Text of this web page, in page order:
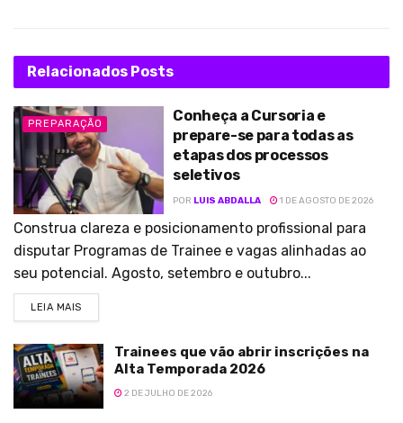
Relacionados Posts
PREPARAÇÃO
Conheça a Cursoria e
prepare-se para todas as
etapas dos processos
seletivos
POR LUIS ABDALLA 1 DE AGOSTO DE 2026
Construa clareza e posicionamento profissional para
disputar Programas de Trainee e vagas alinhadas ao
seu potencial. Agosto, setembro e outubro...
LEIA MAIS
Trainees que vão abrir inscrições na
Alta Temporada 2026
2 DE JULHO DE 2026